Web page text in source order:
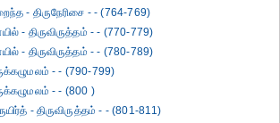
- திருநேரிசை - - (764-769)
- திருவிருத்தம் - - (770-779)
- திருவிருத்தம் - - (780-789)
- - (790-799)
- - (800 )
- திருவிருத்தம் - - (801-811)